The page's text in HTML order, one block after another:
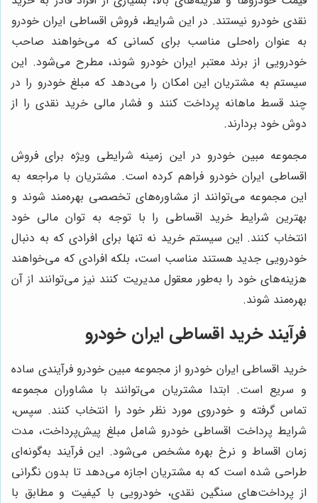
نقدی خودرو نیستند. در این شرایط، فروش اقساطی ایران خودرو
به عنوان راه‌حلی مناسب برای کسانی که می‌خواهند صاحب
خودرویی از برند معتبر ایران خودرو شوند، مطرح می‌شود. این
سیستم به مشتریان این امکان را می‌دهد که مبلغ خودرو را در
چند قسط ماهانه پرداخت کنند و فشار مالی خرید نقدی را از
دوش خود بردارند.
مجموعه مبین خودرو در این زمینه شرایطی ویژه برای فروش
اقساطی ایران خودرو فراهم کرده است. مشتریان با مراجعه به
این مجموعه می‌توانند از مشاوره‌های تخصصی بهره‌مند شوند و
بهترین شرایط خرید اقساطی را با توجه به توان مالی خود
انتخاب کنند. این سیستم خرید نه تنها برای افرادی که به دنبال
خودرویی جدید هستند مناسب است، بلکه افرادی که می‌خواهند
هزینه‌های خود را به‌طور معقول مدیریت کنند نیز می‌توانند از آن
بهره‌مند شوند.
فرآیند خرید اقساطی ایران خودرو
خرید اقساطی ایران خودرو از مجموعه مبین خودرو فرآیندی ساده
و سریع است. ابتدا مشتریان می‌توانند با مشاوران مجموعه
تماس گرفته و خودروی مورد نظر خود را انتخاب کنند. سپس،
شرایط پرداخت اقساطی خودرو شامل مبلغ پیش‌پرداخت، مدت
زمان اقساط و نرخ بهره مشخص می‌شود. این فرآیند به‌گونه‌ای
طراحی شده است که به مشتریان اجازه می‌دهد تا بدون نگرانی
از پرداخت‌های سنگین نقدی، خودرویی با کیفیت و مطابق با